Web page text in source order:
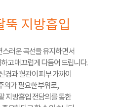
뚝 지방흡입
러운 곡선을 유지하면서
고 매끄럽게 다듬어 드립니다.
경과 혈관이 피부 가까이
의가 필요한 부위로,
지방흡입 전담의를 통한